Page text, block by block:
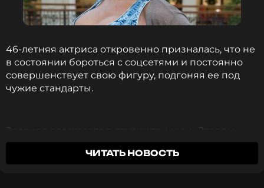
46-летняя актриса откровенно призналась, что не
в состоянии бороться с соцсетями и постоянно
совершенствует свою фигуру, подгоняя ее под
чужие стандарты.
Зверева рассказала в студии ток-шоу «Звезды
сошлись», что из-за чрезмерного увлечения
пластикой и фитнесом ей пришлось снова лечь на
ЧИТАТЬ НОВОСТЬ